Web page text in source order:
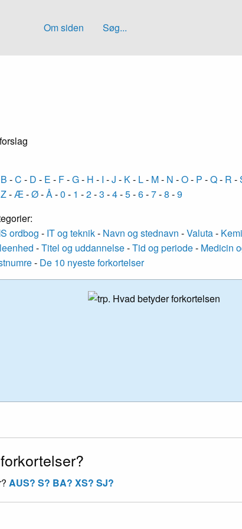
Om siden Søg...
B -C - D - E - F-G- H - I -J - K- L- M- N -O- P -Q- R -
Z-Æ-Ø-Å-0 - 1 -2-3 -4-5-6-7-8 -9
ordbog - IT og teknik- Navn og stednavn -Valuta-
-Titel og uddannelse-Tid og periode- Medicin
- De 10 nyeste forkortelser
AUS? S? BA? XS? SJ?